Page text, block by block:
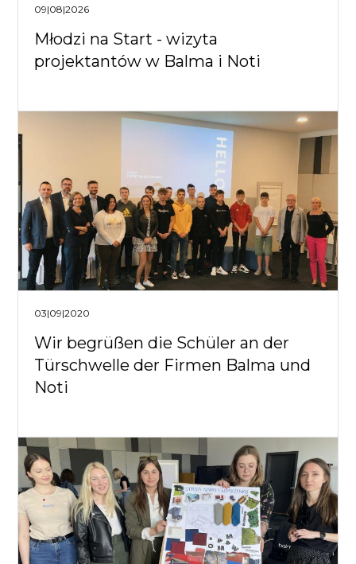
09|08|2026
Młodzi na Start - wizyta
projektantów w Balma i Noti
03|09|2020
Wir begrüßen die Schüler an der
Türschwelle der Firmen Balma und
Noti